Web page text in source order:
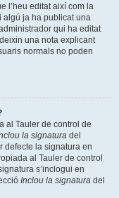
l’heu editat així com la
algú ja ha publicat una
qui ha editat
una nota explicant
normals no poden
al Tauler de control de
la signatura del
defecte la signatura en
al Tauler de control
s’inclogui en
Inclou la signatura del